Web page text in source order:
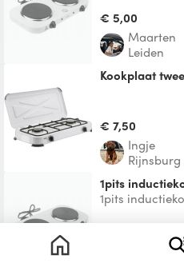
€ 5,00
Maarten
Leiden
Kookplaat
€ 7,50
Ingje
Rijnsburg
1pits
1pits